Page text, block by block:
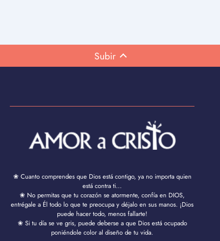
Subir
❀ Cuanto comprendes que Dios está contigo, ya no importa quien
está contra ti...
❀ No permitas que tu corazón se atormente, confía en DIOS,
entrégale a Él todo lo que te preocupa y déjalo en sus manos. ¡Dios
puede hacer todo, menos fallarte!
❀ Si tu día se ve gris, puede deberse a que Dios está ocupado
poniéndole color al diseño de tu vida.